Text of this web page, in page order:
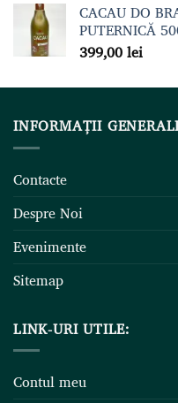
CACAU DO
PUTERNICĂ
399,00lei
INFORMAȚII
Contacte
Despre Noi
Evenimente
Sitemap
LINK-URI UTILE:
Contul meu